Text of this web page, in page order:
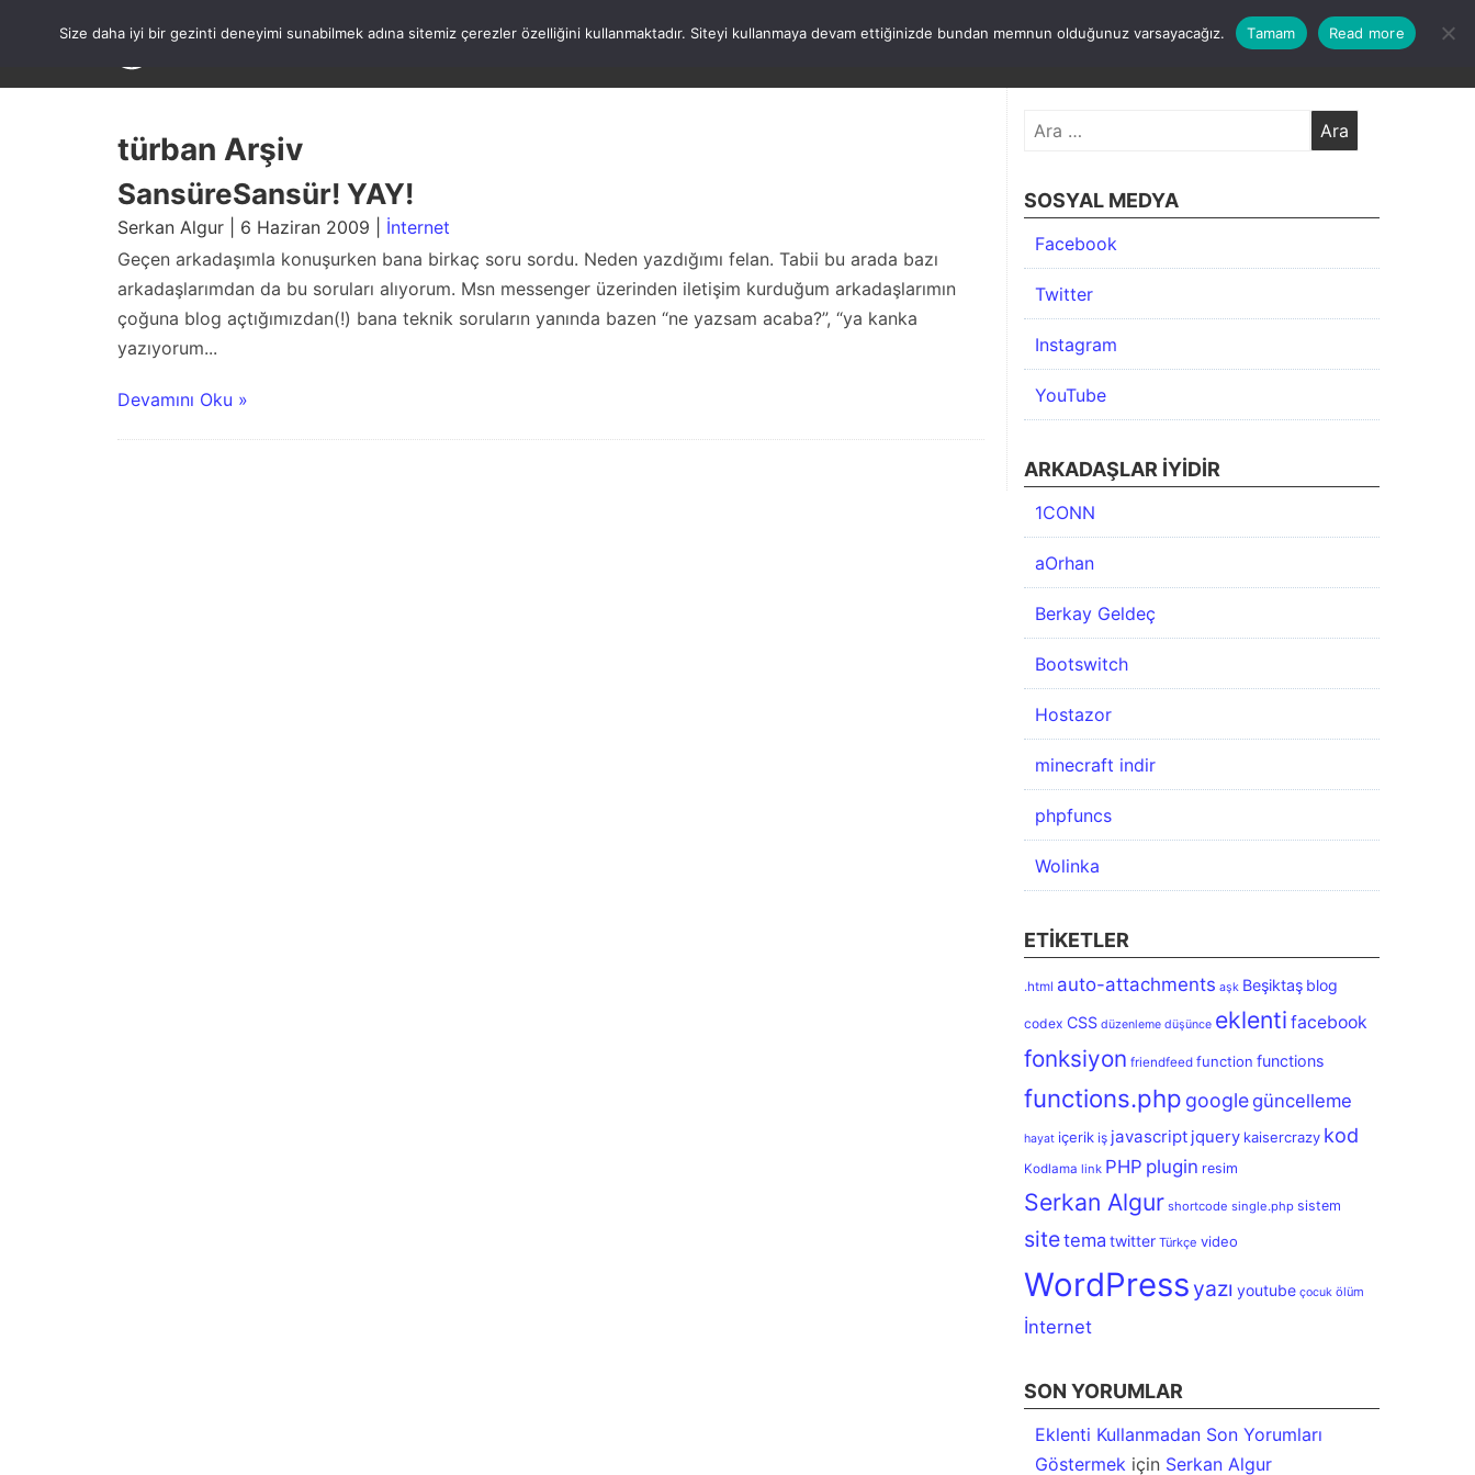
ANASAYFA WORDPRESS ATATÜRK HAKKIMDA KATEGORİLER İLETİŞİM ARŞİV
türban Arşiv
SansüreSansür! YAY!
Serkan Algur | 6 Haziran 2009 | İnternet
Geçen arkadaşımla konuşurken bana birkaç soru sordu. Neden yazdığımı felan. Tabii bu arada bazı
arkadaşlarımdan da bu soruları alıyorum. Msn messenger üzerinden iletişim kurduğum arkadaşlarımın
çoğuna blog açtığımızdan(!) bana teknik soruların yanında bazen “ne yazsam acaba?”, “ya kanka
yazıyorum...
Devamını Oku »
Arama:
SOSYAL MEDYA
Facebook
Twitter
Instagram
YouTube
ARKADAŞLAR İYIDIR
1CONN
aOrhan
Berkay Geldeç
Bootswitch
Hostazor
minecraft indir
phpfuncs
Wolinka
ETIKETLER
.html auto-attachments aşk Beşiktaş blog
codex CSS düzenleme düşünce eklenti facebook
fonksiyon friendfeed function functions
functions.php googlegüncelleme
hayat içerik iş javascript jquery kaisercrazy kod
Kodlama link PHP plugin resim
Serkan Algur shortcode single.php sistem
sitetema twitter Türkçe video
WordPressyazı youtube çocuk ölüm
İnternet
SON YORUMLAR
Eklenti Kullanmadan Son Yorumları
Göstermekiçin Serkan Algur
Size daha iyi bir gezinti deneyimi sunabilmek adına sitemiz çerezler özelliğini kullanmaktadır. Siteyi kullanmaya devam ettiğinizde bundan memnun olduğunuz varsayacağız. Tamam Read more